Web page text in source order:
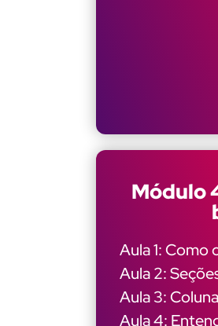
Módulo
Aula 1: Como
Aula 2:
Aula 3:
Aula 4: